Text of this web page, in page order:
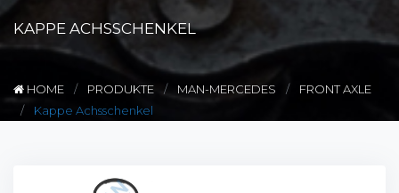
KAPPE ACHSSCHENKEL
HOME PRODUKTE MAN-MERCEDES
FRONT AXLE
Kappe Achsschenkel